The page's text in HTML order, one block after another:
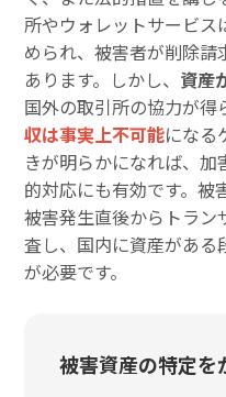
所やウォレットサービ
められ、被害者が削除
あります。しかし、 資産
国外の取引所の協力が得
収は事実上不可能になる
きが明らかになれば、
的対応にも有効です。被
被害発生直後からトラン
査し、国内に資産がある
が必要です。
被害資産の特定を